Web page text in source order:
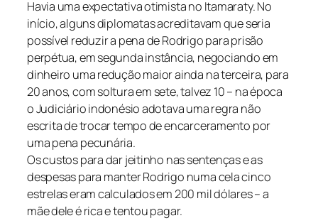
Havia uma expectativa otimista no Itamaraty. No
início, alguns diplomatas acreditavam que seria
possível reduzir a pena de Rodrigo para prisão
perpétua, em segunda instância, negociando em
dinheiro uma redução maior ainda na terceira, para
20 anos, com soltura em sete, talvez 10 – na época
o Judiciário indonésio adotava uma regra não
escrita de trocar tempo de encarceramento por
uma pena pecunária.
Os custos para dar jeitinho nas sentenças e as
despesas para manter Rodrigo numa cela cinco
estrelas eram calculados em 200 mil dólares – a
mãe dele é rica e tentou pagar.